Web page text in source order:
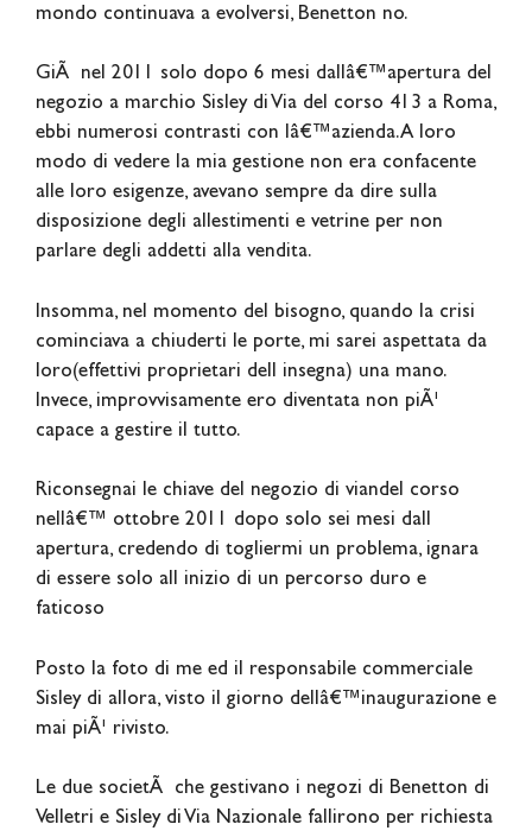
mondo continuava a evolversi, Benetton no.
GiÃ nel 2011 solo dopo 6 mesi dallâ€™apertura del
negozio a marchio Sisley di Via del corso 413 a Roma,
ebbi numerosi contrasti con lâ€™azienda. A loro
modo di vedere la mia gestione non era confacente
alle loro esigenze, avevano sempre da dire sulla
disposizione degli allestimenti e vetrine per non
parlare degli addetti alla vendita.
Insomma, nel momento del bisogno, quando la crisi
cominciava a chiuderti le porte, mi sarei aspettata da
loro(effettivi proprietari dell insegna) una mano.
Invece, improvvisamente ero diventata non piÃ¹
capace a gestire il tutto.
Riconsegnai le chiave del negozio di viandel corso
nellâ€™ ottobre 2011 dopo solo sei mesi dall
apertura, credendo di togliermi un problema, ignara
di essere solo all inizio di un percorso duro e
faticoso
Posto la foto di me ed il responsabile commerciale
Sisley di allora, visto il giorno dellâ€™inaugurazione e
mai piÃ¹ rivisto.
Le due societÃ che gestivano i negozi di Benetton di
Velletri e Sisley di Via Nazionale fallirono per richiesta